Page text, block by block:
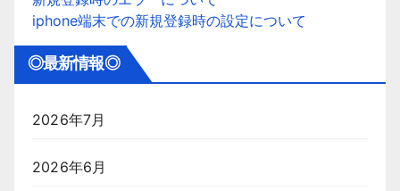
iphone端末での新規登録時の設定について
◎最新情報◎
2026年7月
2026年6月